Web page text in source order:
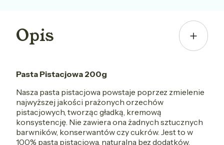
Opis
Pasta Pistacjowa 200g
Nasza pasta pistacjowa powstaje poprzez zmielenie
najwyższej jakości prażonych orzechów
pistacjowych, tworząc gładką, kremową
konsystencję. Nie zawiera ona żadnych sztucznych
barwników, konserwantów czy cukrów. Jest to w
100% pasta pistacjowa, naturalna bez dodatków.